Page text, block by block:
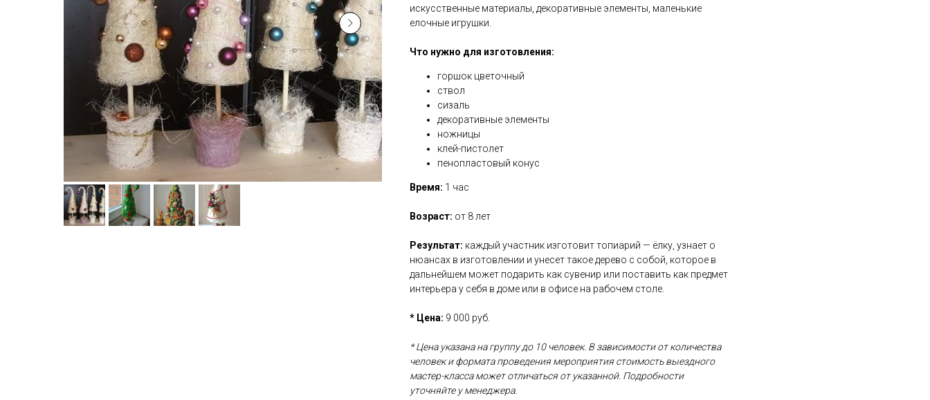
искусственные материалы, декоративные элементы, маленькие
елочные игрушки.
Что нужно для изготовления:
горшок цветочный
ствол
сизаль
декоративные элементы
ножницы
клей-пистолет
пенопластовый конус
Время: 1 час
Возраст: от 8 лет
Результат: каждый участник изготовит топиарий — ёлку, узнает о
нюансах в изготовлении и унесет такое дерево с собой, которое в
дальнейшем может подарить как сувенир или поставить как предмет
интерьера у себя в доме или в офисе на рабочем столе.
* Цена: 9 000 руб.
* Цена указана на группу до 10 человек. В зависимости от количества
человек и формата проведения мероприятия стоимость выездного
мастер-класса может отличаться от указанной. Подробности
уточняйте у менеджера.